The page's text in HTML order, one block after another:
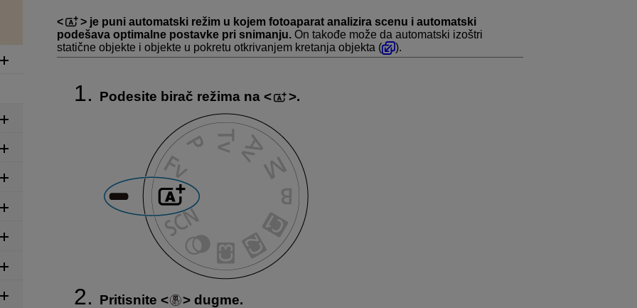
je puni automatski režim u kojem fotoaparat analizira scenu i automatski
podešava optimalne postavke pri snimanju. On takođe može da automatski izoštri
statične objekte i objekte u pokretu otkrivanjem kretanja objekta (
).
Podesite birač režima na .
Pritisnite dugme.